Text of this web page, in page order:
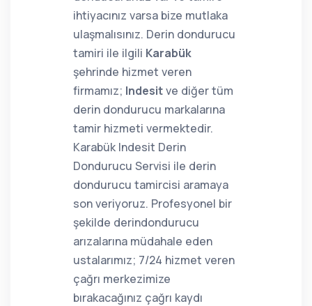
ihtiyacınız varsa bize mutlaka
ulaşmalısınız. Derin dondurucu
tamiri ile ilgili Karabük
şehrinde hizmet veren
firmamız; Indesitve diğer tüm
derin dondurucu markalarına
tamir hizmeti vermektedir.
Karabük Indesit Derin
Dondurucu Servisi ile derin
dondurucu tamircisi aramaya
son veriyoruz. Profesyonel bir
şekilde derindondurucu
arızalarına müdahale eden
ustalarımız; 7/24 hizmet veren
çağrı merkezimize
bırakacağınız çağrı kaydı